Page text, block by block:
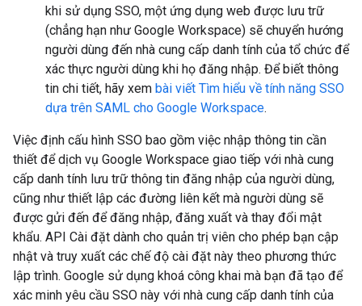
khi sử dụng SSO, một ứng dụng web được lưu trữ
(chẳng hạn như Google Workspace) sẽ chuyển hướng
người dùng đến nhà cung cấp danh tính của tổ chức để
xác thực người dùng khi họ đăng nhập. Để biết thông
tin chi tiết, hãy xem bài viết Tìm hiểu về tính năng SSO
dựa trên SAML cho Google Workspace.
Việc định cấu hình SSO bao gồm việc nhập thông tin cần
thiết để dịch vụ Google Workspace giao tiếp với nhà cung
cấp danh tính lưu trữ thông tin đăng nhập của người dùng,
cũng như thiết lập các đường liên kết mà người dùng sẽ
được gửi đến để đăng nhập, đăng xuất và thay đổi mật
khẩu. API Cài đặt dành cho quản trị viên cho phép bạn cập
nhật và truy xuất các chế độ cài đặt này theo phương thức
lập trình. Google sử dụng khoá công khai mà bạn đã tạo để
xác minh yêu cầu SSO này với nhà cung cấp danh tính của